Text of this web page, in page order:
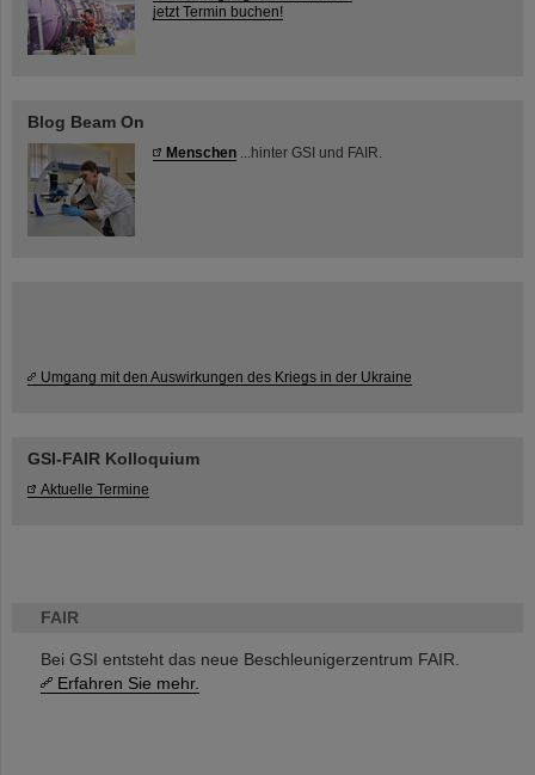
FAIR
Bei GSI entsteht das neue Beschleunigerzentrum FAIR.
Erfahren Sie mehr.
jetzt Termin buchen!
Blog Beam On
Menschen ...hinter GSI und FAIR.
Umgang mit den Auswirkungen des Kriegs in der Ukraine
GSI-FAIR Kolloquium
Aktuelle Termine